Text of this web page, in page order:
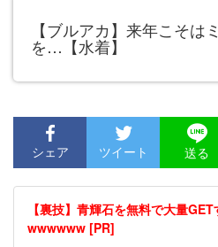
【ブルアカ】来年こそは
を…【水着】
シェア ツイート 送る
【裏技】青輝石を無料で大量
wwwwww [PR]